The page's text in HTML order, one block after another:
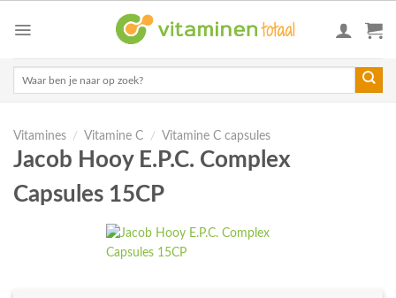
Vitamines / Vitamine C / Vitamine C capsules
Jacob Hooy E.P.C. Complex
Capsules 15CP